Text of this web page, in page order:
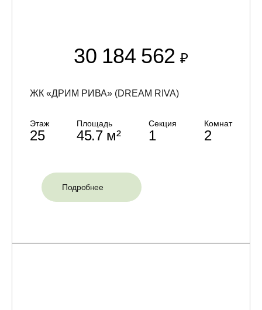
30 184 562₽
ЖК «ДРИМ РИВА» (DREAM RIVA)
Этаж
25
Площадь
45.7 м²
Секция
1
Комнат
2
Подробнее